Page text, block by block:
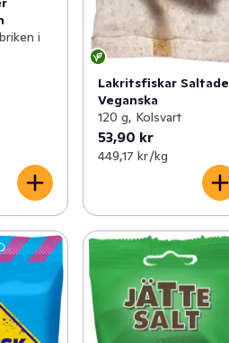
i
Lakritsfiskar Saltade
Veganska
120 g, Kolsvart
53,90 kr
449,17 kr /kg